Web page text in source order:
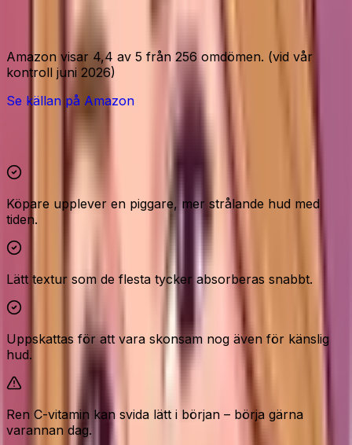
Amazon-signaler
Amazon visar 4,4 av 5 från 256 omdömen. (vid vår
kontroll juni 2026)
Se källan på Amazon
Höjdpunkter och reservationer
Köpare upplever en piggare, mer strålande hud med
tiden.
Lätt textur som de flesta tycker absorberas snabbt.
Uppskattas för att vara skonsam nog även för känslig
hud.
Ren C-vitamin kan svida lätt i början – börja gärna
varannan dag.